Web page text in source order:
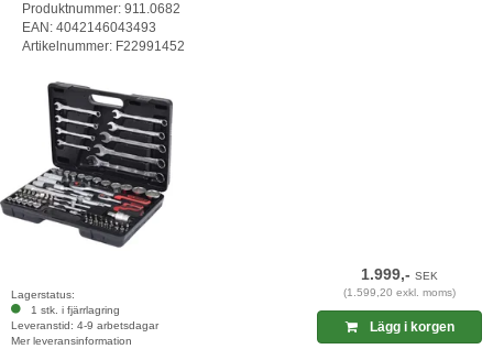
Produktnummer: 911.0682
EAN: 4042146043493
Artikelnummer: F22991452
Lagerstatus:
1 stk. i fjärrlagring
Leveranstid: 4-9 arbetsdagar
Mer leveransinformation
1.999,-SEK
(1.599,20 exkl. moms)
Lägg i korgen